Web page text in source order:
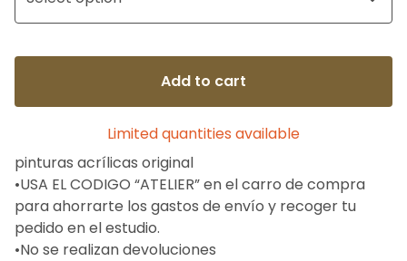
Add to cart
Limited quantities available
pinturas acrílicas original
•USA EL CODIGO “ATELIER” en el carro de compra
para ahorrarte los gastos de envío y recoger tu
pedido en el estudio.
•No se realizan devoluciones